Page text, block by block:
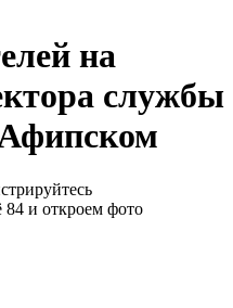
на
службы
Афипском
и откроем фото